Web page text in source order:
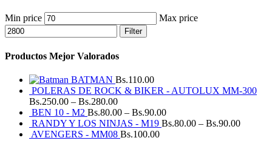
Min price Max price
Filter
Productos Mejor Valorados
BATMAN Bs.110.00
POLERAS DE ROCK & BIKER - AUTOLUX MM-300
Bs.250.00 – Bs.280.00
BEN 10 - M2 Bs.80.00 – Bs.90.00
RANDY Y LOS NINJAS - M19 Bs.80.00 – Bs.90.00
AVENGERS - MM08 Bs.100.00